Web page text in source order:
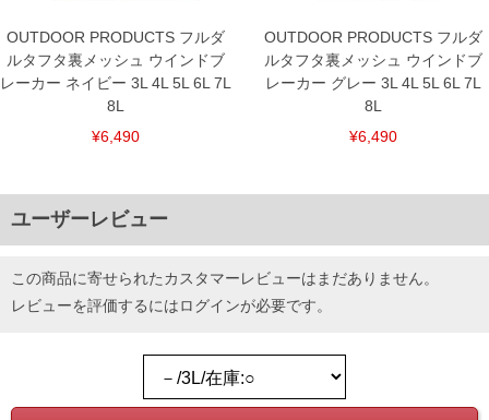
OUTDOOR PRODUCTS フルダ
ルタフタ裏メッシュ ウインドブ
レーカー ネイビー 3L 4L 5L 6L 7L
8L
¥6,490
OUTDOOR PRODUCTS フルダ
ルタフタ裏メッシュ ウインドブ
レーカー グレー 3L 4L 5L 6L 7L
8L
¥6,490
ユーザーレビュー
この商品に寄せられたカスタマーレビューはまだありません。
レビューを評価するにはログインが必要です。